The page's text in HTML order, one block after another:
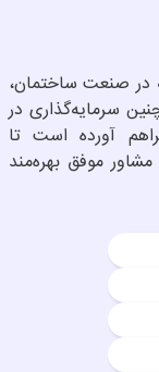
سابقه تجربه در صنعت ساختمان،
سرمایه‌گذاری در
آورده است تا
موفق بهره‌مند